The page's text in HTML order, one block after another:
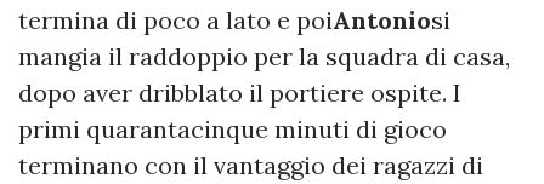
termina di poco a lato e poiAntoniosi
mangia il raddoppio per la squadra di casa,
dopo aver dribblato il portiere ospite. I
primi quarantacinque minuti di gioco
terminano con il vantaggio dei ragazzi di